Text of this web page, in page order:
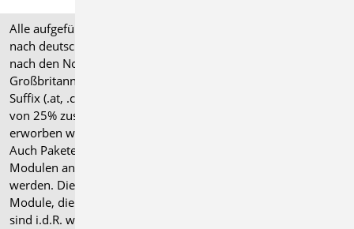
Alle aufgeführten Preise verstehen sich für Module/Pakete
nach deutschen Normgrundlagen (".de"). Module, die auch
nach den Normen für Österreich, Schweiz, Italien und
Großbritannien verfügbar sind, tragen ein entsprechendes
Suffix (.at, .ch, .it bzw. .uk) und können gegen einen Aufpreis
von 25% zusammen mit dem jeweiligen ".de"-Modul
erworben werden.
Auch Pakete können gegen einen Aufpreis von 25% mit
Modulen anderer Normen (.at, .ch, .it bzw. .uk) erweitert
werden. Die Paketerweiterung umfasst alle entsprechenden
Module, die zum Zeitpunkt des Kaufs verfügbar sind. Das
sind i.d.R. weniger Module als nach deutscher Norm.